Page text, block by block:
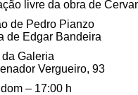
livre da obra de
de Pedro Pianzo
de Edgar Bandeira
da Galeria
Vergueiro, 93
– 17:00 h